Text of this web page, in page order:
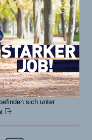
sich unter
.